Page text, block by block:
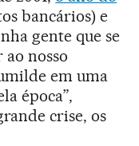
bancários) e
gente que se
nosso
em uma
época”,
crise, os